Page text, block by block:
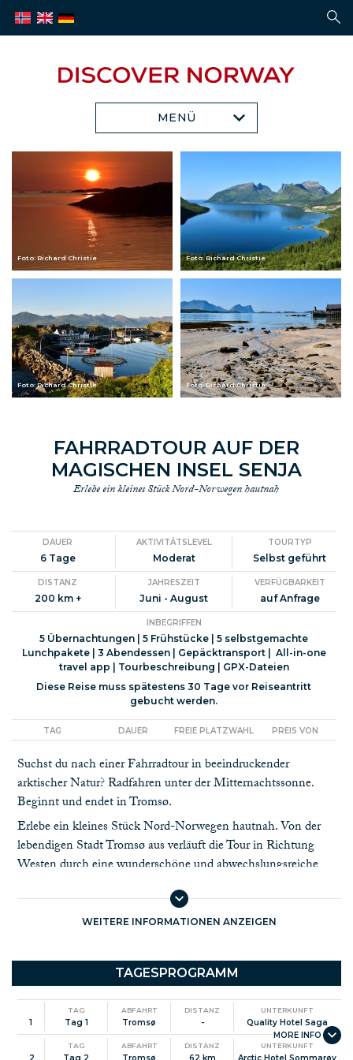
MENÜ
Foto: Richard Christie Foto: Richard Christie
Foto: Richard Christie Foto: Richard Christie
FAHRRADTOUR AUF DER
MAGISCHEN INSEL SENJA
Erlebe ein kleines Stück Nord-Norwegen hautnah
DAUER
6 Tage
AKTIVITÄTSLEVEL
Moderat
TOURTYP
Selbst geführt
DISTANZ
200 km +
JAHRESZEIT
Juni - August
VERFÜGBARKEIT
auf Anfrage
INBEGRIFFEN
5 Übernachtungen | 5 Frühstücke | 5 selbstgemachte
Lunchpakete | 3 Abendessen | Gepäcktransport | All-in-one
travel app | Tourbeschreibung | GPX-Dateien
Diese Reise muss spätestens 30 Tage vor Reiseantritt
gebucht werden.
TAG DAUER FREIE PLATZWAHL PREIS VON
Suchst du nach einer Fahrradtour in beeindruckender
arktischer Natur? Radfahren unter der Mitternachtssonne.
Beginnt und endet in Tromsø.
Erlebe ein kleines Stück Nord-Norwegen hautnah. Von der
lebendigen Stadt Tromsø aus verläuft die Tour in Richtung
Westen durch eine wunderschöne und abwechslungsreiche
Gegend und führt in Sommarøy ans Meer. Von dort aus geht es
nach Senja und die dramatische Atlantikküste. Der Weg
schlängelt sich durch überwältigende Landschaften, an
letzte Etappe zeigt dir das Senja der Kontraste, von rauer
Felslandschaft an der Küste bis zu sanften Hügeln, leise
plätschernden Bächen und rauschenden Flüssen im Inland.
Von Finnsnes aus geht die Reise mit der Hurtigrute oder dem
Schnellboot zurück nach Tromsø.
WEITERE INFORMATIONEN ANZEIGEN
TAGESPROGRAMM
1
TAG
Tag 1
ABFAHRT
Tromsø
DISTANZ
-
UNTERKUNFT
Quality Hotel Saga
2
TAG
Tag 2
ABFAHRT
Tromsø
DISTANZ
62 km
UNTERKUNFT
Arctic Hotel Sommarøy